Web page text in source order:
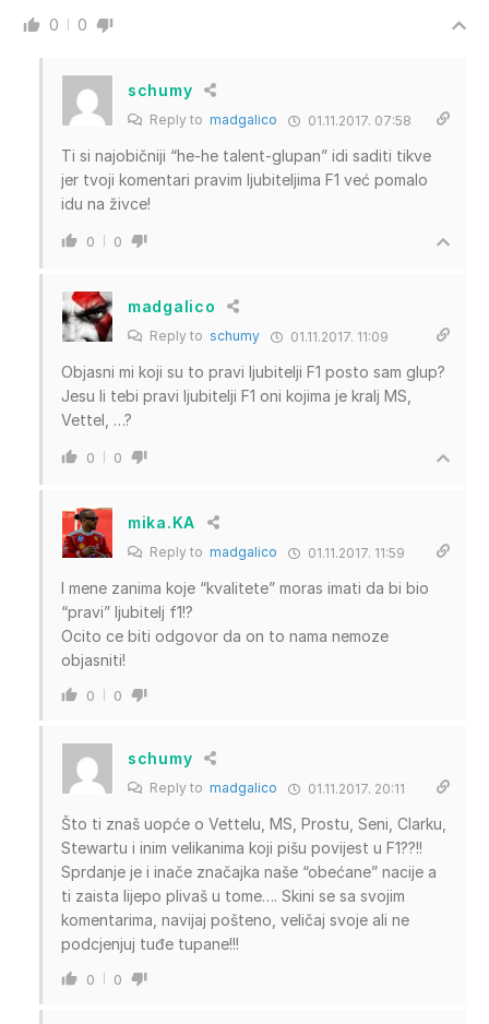
0 0
schumy
Reply to madgalico 01.11.2017. 07:58
Ti si najobičniji “he-he talent-glupan” idi saditi tikve
jer tvoji komentari pravim ljubiteljima F1 već pomalo
idu na živce!
0 0
madgalico
Reply to schumy 01.11.2017. 11:09
Objasni mi koji su to pravi ljubitelji F1 posto sam glup?
Jesu li tebi pravi ljubitelji F1 oni kojima je kralj MS,
Vettel, …?
0 0
mika.KA
Reply to madgalico 01.11.2017. 11:59
I mene zanima koje “kvalitete” moras imati da bi bio
“pravi” ljubitelj f1!?
Ocito ce biti odgovor da on to nama nemoze
objasniti!
0 0
schumy
Reply to madgalico 01.11.2017. 20:11
Što ti znaš uopće o Vettelu, MS, Prostu, Seni, Clarku,
Stewartu i inim velikanima koji pišu povijest u F1??!!
Sprdanje je i inače značajka naše “obećane” nacije a
ti zaista lijepo plivaš u tome…. Skini se sa svojim
komentarima, navijaj pošteno, veličaj svoje ali ne
podcjenjuj tuđe tupane!!!
0 0